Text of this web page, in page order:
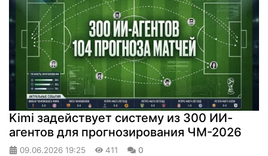
Kimi задействует систему из 300 ИИ-
агентов для прогнозирования ЧМ-2026
09.06.2026 19:25 411 0